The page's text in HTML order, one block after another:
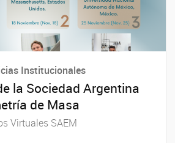
Institucionales
la Sociedad Argentina
de Masa
Virtuales SAEM